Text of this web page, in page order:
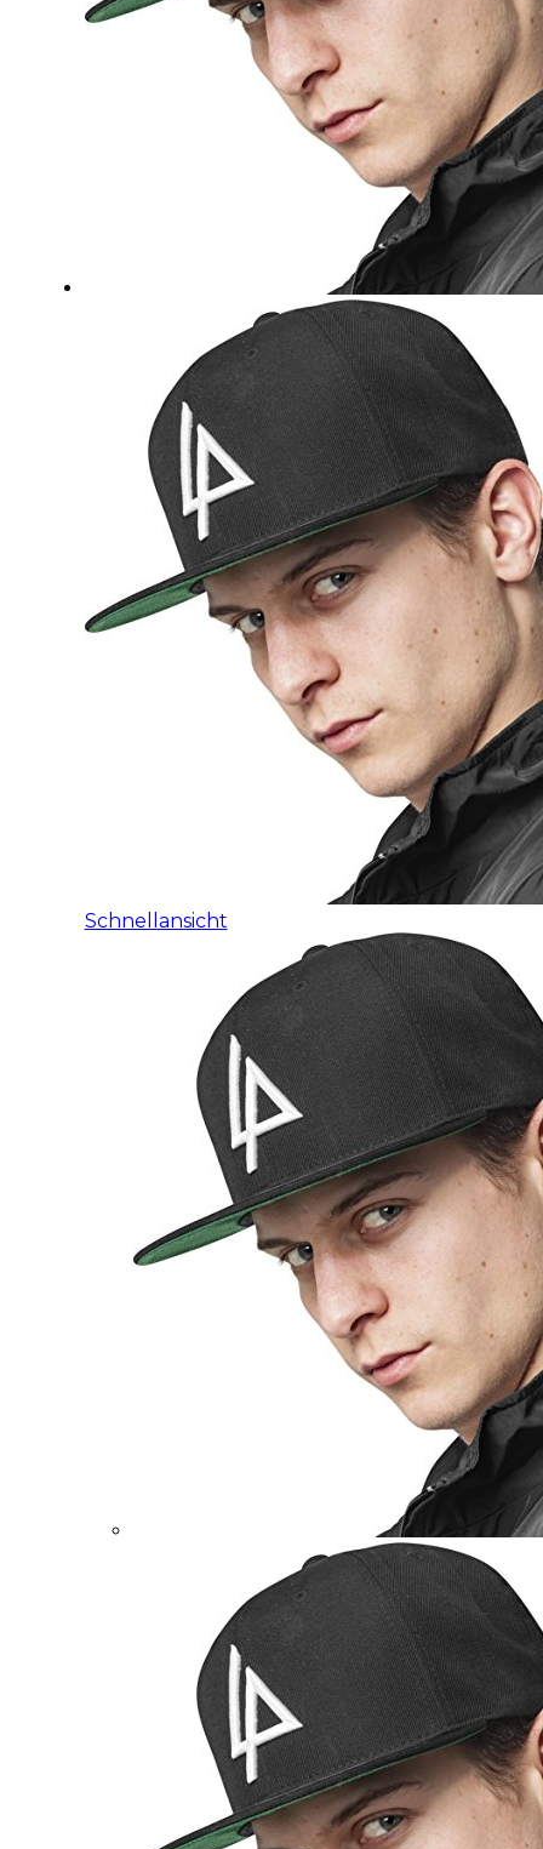
Schnellansicht